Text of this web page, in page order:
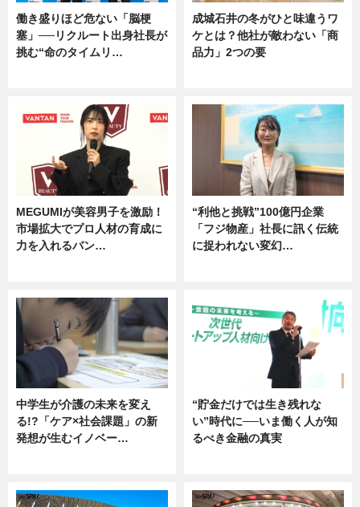
働き盛りほど危ない「脳梗
塞」──リクルート出身社長が
挑む“命のタイムリ…
成城石井の冬がひと味違うワ
ケとは？他社が敵わない「商
品力」2つの要
MEGUMIが美容男子を激励！
市場拡大でプロ人材の育成に
力を入れるバン…
“利他と挑戦”100億円企業
「フジ物産」社長に訊く伝統
に捉われない変幻…
中学生が介護の未来を変え
る!?「ケア×社会課題」の新
発想が生むイノベー…
“貯金だけでは生き残れな
い”時代に──いま働く人が知
るべき金融の真実